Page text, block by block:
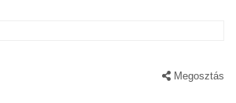
Megosztás